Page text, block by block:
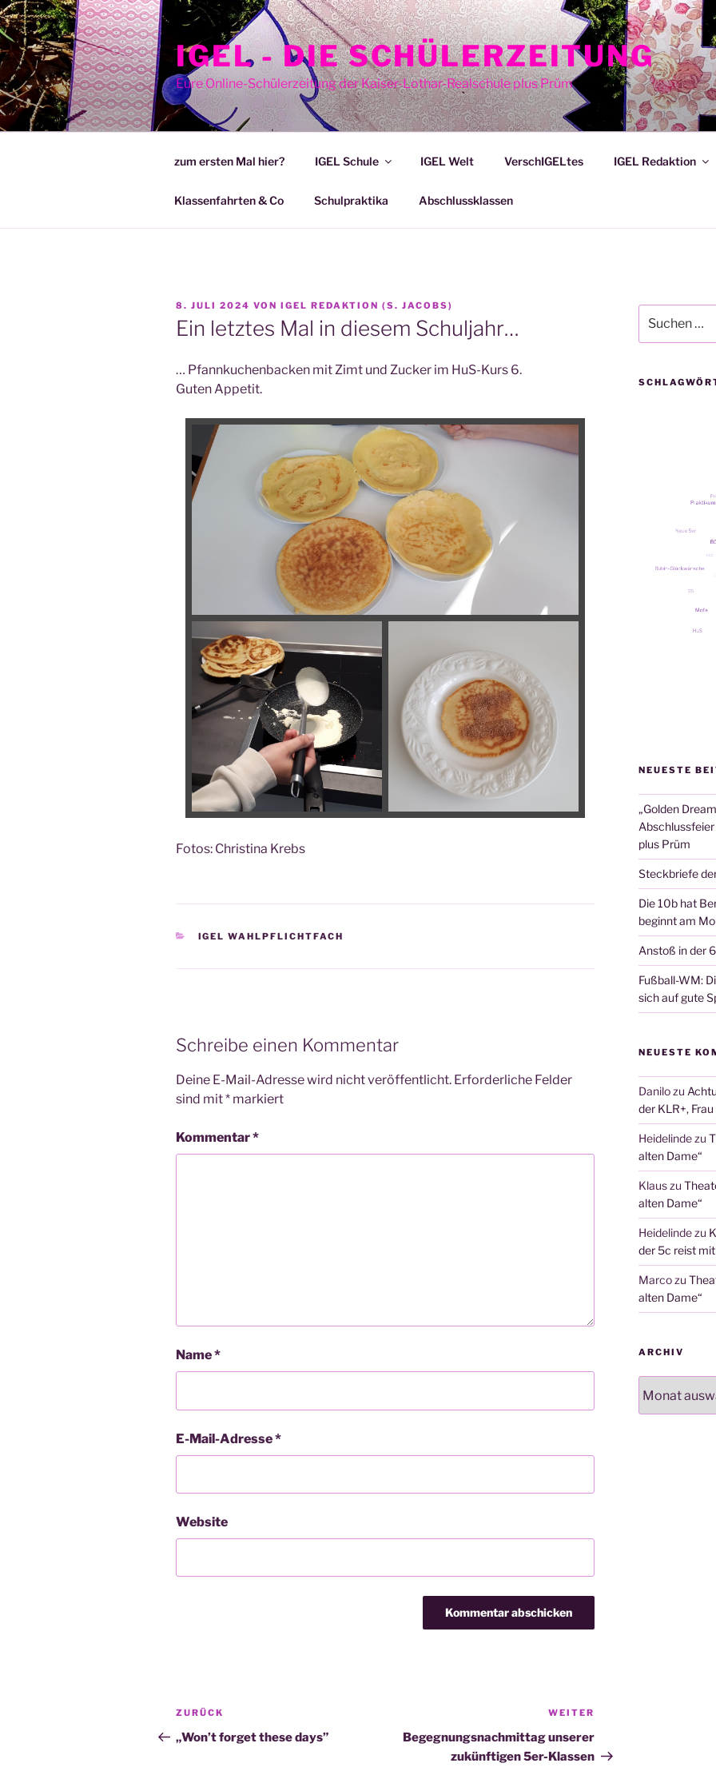
Zum
Inhalt
springen
IGEL - DIE SCHÜLERZEITUNG
Eure Online-Schülerzeitung der Kaiser-Lothar-Realschule plus Prüm
zum ersten Mal hier? IGEL Schule IGEL Welt VerschIGELtes IGEL Redaktion
Klassenfahrten & Co Schulpraktika Abschlussklassen
VERÖFFENTLICHT
AM
8. JULI 2024 VON IGEL REDAKTION (S. JACOBS)
Ein letztes Mal in diesem Schuljahr…
… Pfann­ku­chen­ba­cken mit Zimt und Zucker im HuS-Kurs 6.
Guten Appetit.
Fotos: Chris­ti­na Krebs
KATEGORIEN
IGEL WAHLPFLICHTFACH
Schreibe einen Kommentar
Deine E-Mail-Adresse wird nicht veröffentlicht. Erforderliche Felder
sind mit* markiert
Kommentar*
Name*
E-Mail-Adresse*
Website
Beitragsnavigation
Vorheriger
Beitrag
ZURÜCK
„Won’t forget these days”
Beitrag
WEITER
Begegnungsnachmittag unserer
zukünftigen 5er-Klassen
nach:
NEUESTE
„Golden
plus Prüm
Steckbriefe
Die 10b hat
beginnt am
Anstoß in der
Fußball-WM:
sich auf gute
NEUESTE
Danilozu
der KLR+,
Heidelindezu
alten Dame“
Klauszu
alten Dame“
Heidelindezu
der 5c reist
Marcozu
alten Dame“
ARCHIV